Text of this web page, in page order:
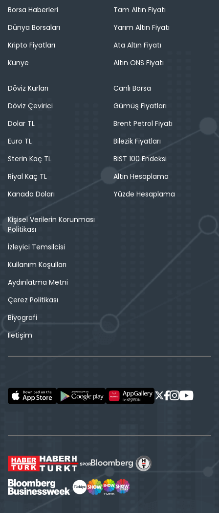
Borsa Haberleri
Dünya Borsaları
Kripto Fiyatları
Künye
Tam Altın Fiyatı
Yarım Altın Fiyatı
Ata Altın Fiyatı
Altın ONS Fiyatı
Döviz Kurları
Döviz Çevirici
Dolar TL
Euro TL
Sterin Kaç TL
Riyal Kaç TL
Kanada Doları
Canlı Borsa
Gümüş Fiyatları
Brent Petrol Fiyatı
Bilezik Fiyatları
BIST 100 Endeksi
Altın Hesaplama
Yüzde Hesaplama
Kişisel Verilerin Korunması
Politikası
İzleyici Temsilcisi
Kullanım Koşulları
Aydınlatma Metni
Çerez Politikası
Biyografi
İletişim